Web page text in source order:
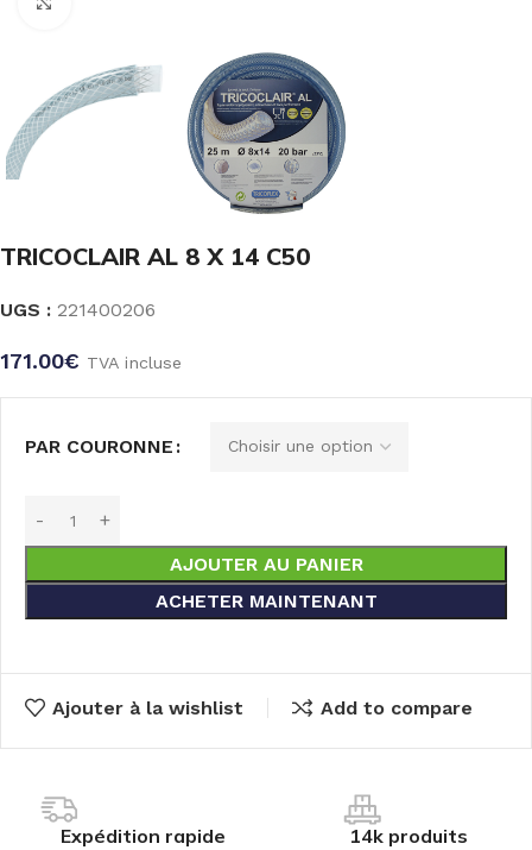
TRICOCLAIR AL 8 X 14 C50
UGS : 221400206
171.00€ TVA incluse
PAR COURONNE
AJOUTER AU PANIER
ACHETER MAINTENANT
Ajouter à la wishlist Add to compare
Expédition rapide 14k produits